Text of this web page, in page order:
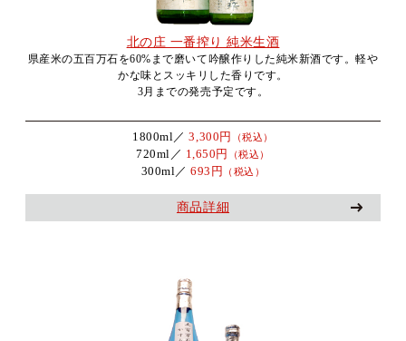
北の庄 一番搾り 純米生酒
県産米の五百万石を60%まで磨いて吟醸作りした純米新酒です。軽や
かな味とスッキリした香りです。
3月までの発売予定です。
1800ml／3,300円 （税込）
720ml／ 1,650円 （税込）
300ml／693円 （税込）
商品詳細